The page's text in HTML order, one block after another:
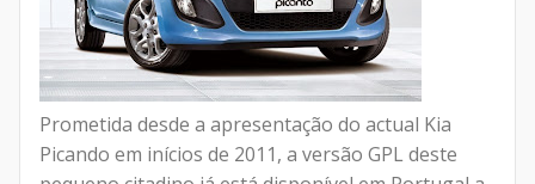
Prometida desde a apresentação do actual Kia
Picando em inícios de 2011, a versão GPL deste